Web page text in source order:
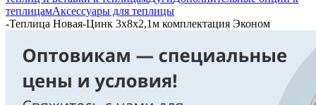
теплицамАксессуары для теплицы
-Теплица Новая-Цинк 3х8х2,1м комплектация Эконом